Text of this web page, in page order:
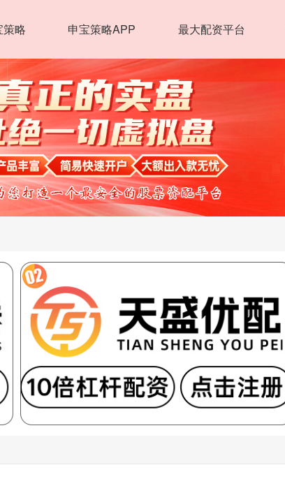
略 申宝策略APP 最大配资平台